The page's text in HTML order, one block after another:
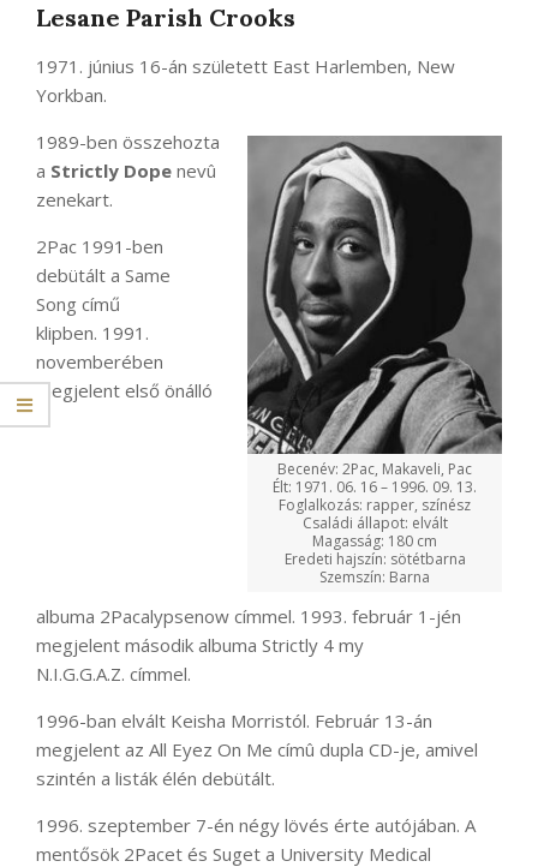
Lesane Parish Crooks
1971. június 16-án született East Harlemben, New
Yorkban.
Becenév: 2Pac, Makaveli, Pac
Élt: 1971. 06. 16 – 1996. 09. 13.
Foglalkozás: rapper, színész
Családi állapot: elvált
Magasság: 180 cm
Eredeti hajszín: sötétbarna
Szemszín: Barna
1989-ben összehozta
a Strictly Dope nevû
zenekart.
2Pac 1991-ben
debütált a Same
Song című
klipben. 1991.
novemberében
megjelent első önálló
albuma 2Pacalypsenow címmel. 1993. február 1-jén
megjelent második albuma Strictly 4 my
N.I.G.G.A.Z. címmel.
1996-ban elvált Keisha Morristól. Február 13-án
megjelent az All Eyez On Me címû dupla CD-je, amivel
szintén a listák élén debütált.
1996. szeptember 7-én négy lövés érte autójában. A
mentősök 2Pacet és Suget a University Medical